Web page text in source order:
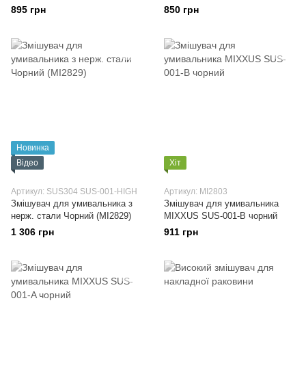
101S
895 грн
чорний SBT1-101
850 грн
Новинка
Відео
Артикул: SUS304 SUS-001-HIGH
Змішувач для умивальника з
нерж. стали Чорний (MI2829)
1 306 грн
Хіт
Артикул: MI2803
Змішувач для умивальника
MIXXUS SUS-001-B чорний
911 грн